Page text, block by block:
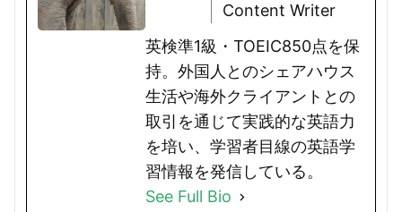
Content Writer
英検準1級・TOEIC850点を保
持。外国人とのシェアハウス
生活や海外クライアントとの
取引を通じて実践的な英語力
を培い、学習者目線の英語学
習情報を発信している。
See Full Bio